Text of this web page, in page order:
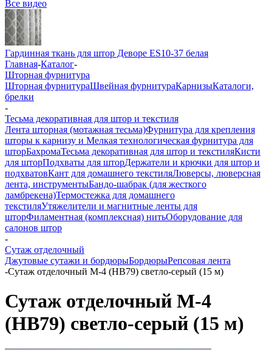
Все видео
Гардинная ткань для штор Деворе ES10-37 белая
Главная-Каталог-
Шторная фурнитура
Шторная фурнитураШвейная фурнитураКарнизыКаталоги,
брелки
-
Тесьма декоративная для штор и текстиля
Лента шторная (мотажная тесьма)Фурнитура для крепления
шторы к карнизу и Мелкая технологическая фурнитура для
шторБахромаТесьма декоративная для штор и текстиляКисти
для шторПодхваты для шторДержатели и крючки для штор и
подхватовКант для домашнего текстиляЛюверсы, люверсная
лента, инструментыБандо-шабрак (для жесткого
ламбрекена)Термостежка для домашнего
текстиляУтяжелители и магнитные ленты для
шторФиламентная (комплексная) нитьОборудование для
салонов штор
-
Сутаж отделочный
Джутовые сутажи и бордюрыБордюрыРепсовая лента
-Сутаж отделочный M-4 (HB79) светло-серый (15 м)
Сутаж отделочный M-4
(HB79) светло-серый (15 м)